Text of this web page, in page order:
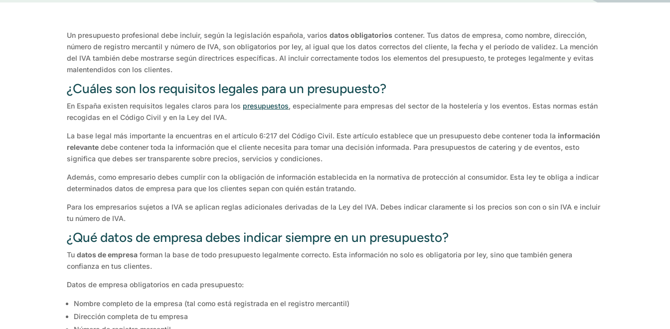
Un presupuesto profesional debe incluir, según la legislación española, variosdatos obligatorios contener. Tus datos de empresa, como nombre, dirección,
número de registro mercantil y número de IVA, son obligatorios por ley, al igual que los datos correctos del cliente, la fecha y el período de validez. La mención
del IVA también debe mostrarse según directrices específicas. Al incluir correctamente todos los elementos del presupuesto, te proteges legalmente y evitas
malentendidos con los clientes.
¿Cuáles son los requisitos legales para un presupuesto?
En España existen requisitos legales claros para los presupuestos, especialmente para empresas del sector de la hostelería y los eventos. Estas normas están
recogidas en el Código Civil y en la Ley del IVA.
La base legal más importante la encuentras en el artículo 6:217 del Código Civil. Este artículo establece que un presupuesto debe contener toda la información
relevante debe contener toda la información que el cliente necesita para tomar una decisión informada. Para presupuestos de catering y de eventos, esto
significa que debes ser transparente sobre precios, servicios y condiciones.
Además, como empresario debes cumplir con la obligación de información establecida en la normativa de protección al consumidor. Esta ley te obliga a indicar
determinados datos de empresa para que los clientes sepan con quién están tratando.
Para los empresarios sujetos a IVA se aplican reglas adicionales derivadas de la Ley del IVA. Debes indicar claramente si los precios son con o sin IVA e incluir
tu número de IVA.
¿Qué datos de empresa debes indicar siempre en un presupuesto?
Tudatos de empresa forman la base de todo presupuesto legalmente correcto. Esta información no solo es obligatoria por ley, sino que también genera
confianza en tus clientes.
Datos de empresa obligatorios en cada presupuesto:
Nombre completo de la empresa (tal como está registrada en el registro mercantil)
Dirección completa de tu empresa